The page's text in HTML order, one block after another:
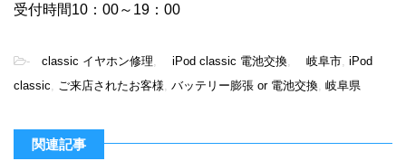
受付時間10：00～19：00
- classic イヤホン修理 iPod classic 電池交換 岐阜市 iPod
classic
ご来店されたお客様 バッテリー膨張 or 電池交換 岐阜県
関連記事